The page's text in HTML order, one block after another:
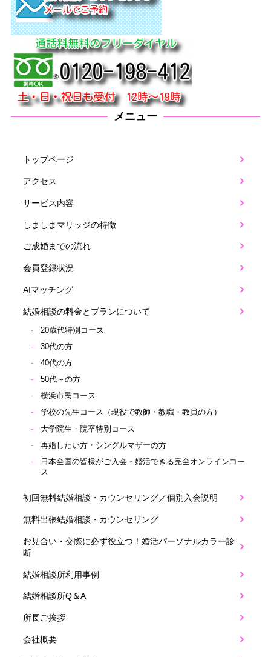
メニュー
トップページ
アクセス
サービス内容
しましまマリッジの特徴
ご成婚までの流れ
会員登録状況
AIマッチング
結婚相談の料金とプランについて
20歳代特別コース
30代の方
40代の方
50代～の方
横浜市民コース
学校の先生コース（現役で教師・教職・教員の方）
大学院生・院卒特別コース
再婚したい方・シングルマザーの方
日本全国の皆様がご入会・婚活できる完全オンラインコー
ス
初回無料結婚相談・カウンセリング／個別入会説明
無料出張結婚相談・カウンセリング
お見合い・交際に必ず役立つ！婚活パーソナルカラー診
断
結婚相談所利用事例
結婚相談所Q＆A
所長ご挨拶
会社概要